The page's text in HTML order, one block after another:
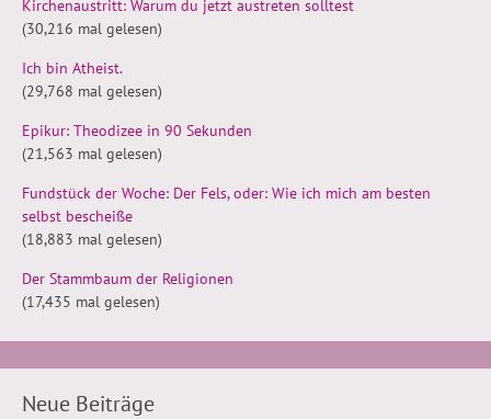
Kirchenaustritt: Warum du jetzt austreten solltest
(30,216 mal gelesen)
Ich bin Atheist.
(29,768 mal gelesen)
Epikur: Theodizee in 90 Sekunden
(21,563 mal gelesen)
Fundstück der Woche: Der Fels, oder: Wie ich mich am besten
selbst bescheiße
(18,883 mal gelesen)
Der Stammbaum der Religionen
(17,435 mal gelesen)
Neue Beiträge